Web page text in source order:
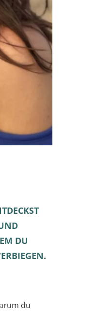
DU
du